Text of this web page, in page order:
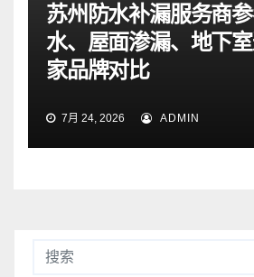
苏州防水补漏服务商
水、屋面渗漏、地下
家品牌对比
7月 24, 2026 ADMIN